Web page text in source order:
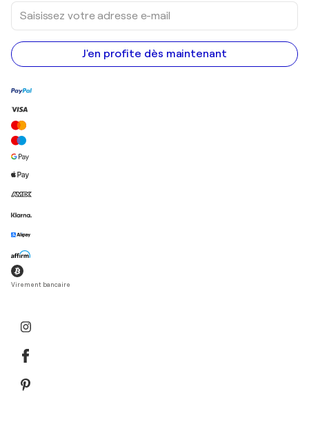
Saisissez
votre
adresse
e-
mail
J'en profite dès maintenant
Virement bancaire